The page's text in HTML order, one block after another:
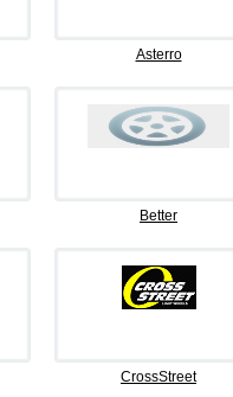
Asterro
Better
CrossStreet